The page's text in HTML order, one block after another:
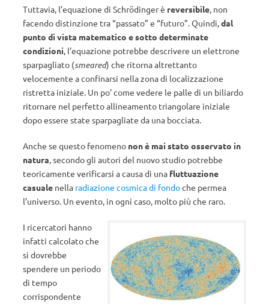
Tuttavia, l’equazione di Schrödinger è reversibile, non
facendo distinzione tra “passato” e “futuro”. Quindi,dal
punto di vista matematico e sotto determinate
condizioni, l’equazione potrebbe descrivere un elettrone
sparpagliato (smeared) che ritorna altrettanto
velocemente a confinarsi nella zona di localizzazione
ristretta iniziale. Un po’ come vedere le palle di un biliardo
ritornare nel perfetto allineamento triangolare iniziale
dopo essere state sparpagliate da una bocciata.
Anche se questo fenomeno non è mai stato osservato in
natura, secondo gli autori del nuovo studio potrebbe
teoricamente verificarsi a causa di una fluttuazione
casuale nella radiazione cosmica di fondoche permea
l’universo. Un evento, in ogni caso, molto più che raro.
I ricercatori hanno
infatti calcolato che
si dovrebbe
spendere un periodo
di tempo
corrispondente